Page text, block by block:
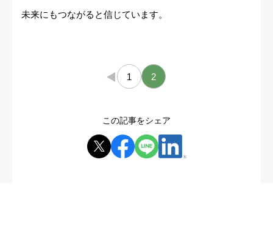
未来にもつながると信じています。
← 1 2
この記事をシェア